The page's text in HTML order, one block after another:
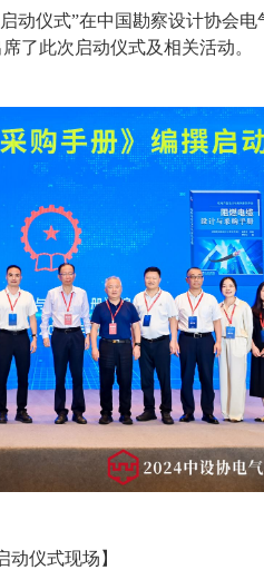
仪式”在中国勘察设计协会
了此次启动仪式及相关活动。
动仪式现场】